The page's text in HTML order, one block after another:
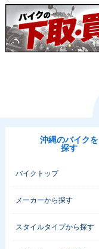
沖縄のバイクを
探す
バイクトップ
メーカーから探す
スタイルタイプから探す